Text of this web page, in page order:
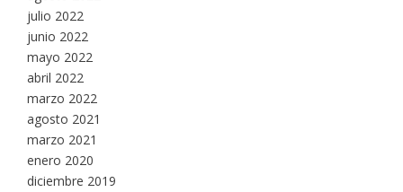
julio 2022
junio 2022
mayo 2022
abril 2022
marzo 2022
agosto 2021
marzo 2021
enero 2020
diciembre 2019